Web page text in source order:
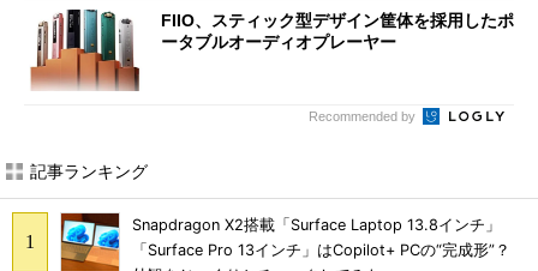
FIIO、スティック型デザイン筐体を採用したポ
ータブルオーディオプレーヤー
Recommended by
記事ランキング
Snapdragon X2搭載「Surface Laptop 13.8インチ」
「Surface Pro 13インチ」はCopilot+ PCの“完成形”？